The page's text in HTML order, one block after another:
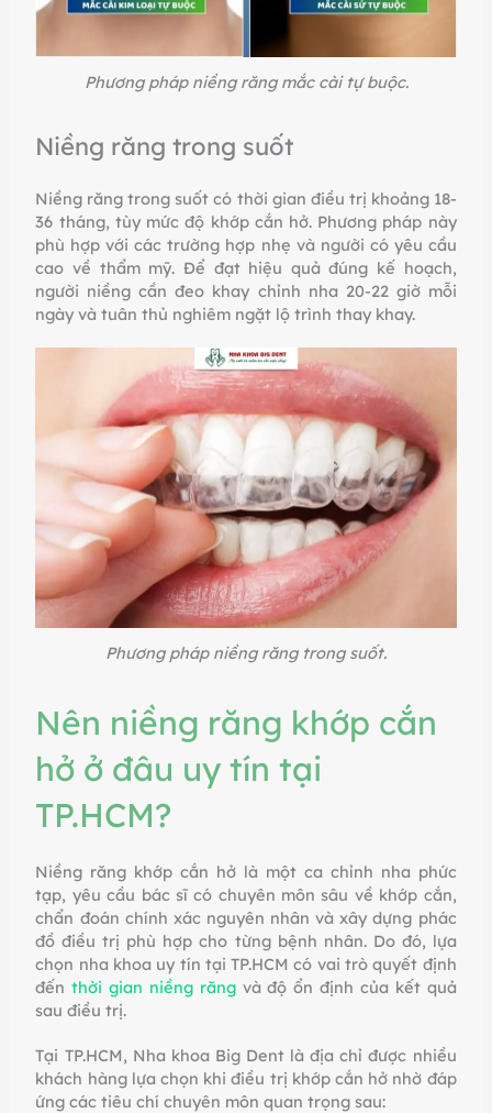
Phương pháp niềng răng mắc cài tự buộc.
Niềng răng trong suốt
Niềng răng trong suốt có thời gian điều trị khoảng 18-
36 tháng, tùy mức độ khớp cắn hở. Phương pháp này
phù hợp với các trường hợp nhẹ và người có yêu cầu
cao về thẩm mỹ. Để đạt hiệu quả đúng kế hoạch,
người niềng cần đeo khay chỉnh nha 20-22 giờ mỗi
ngày và tuân thủ nghiêm ngặt lộ trình thay khay.
Phương pháp niềng răng trong suốt.
Nên niềng răng khớp cắn
hở ở đâu uy tín tại
TP.HCM?
Niềng răng khớp cắn hở là một ca chỉnh nha phức
tạp, yêu cầu bác sĩ có chuyên môn sâu về khớp cắn,
chẩn đoán chính xác nguyên nhân và xây dựng phác
đồ điều trị phù hợp cho từng bệnh nhân. Do đó, lựa
chọn nha khoa uy tín tại TP.HCM có vai trò quyết định
đếnthời gian niềng răngvà độ ổn định của kết quả
sau điều trị.
Tại TP.HCM, Nha khoa Big Dent là địa chỉ được nhiều
khách hàng lựa chọn khi điều trị khớp cắn hở nhờ đáp
ứng các tiêu chí chuyên môn quan trọng sau: